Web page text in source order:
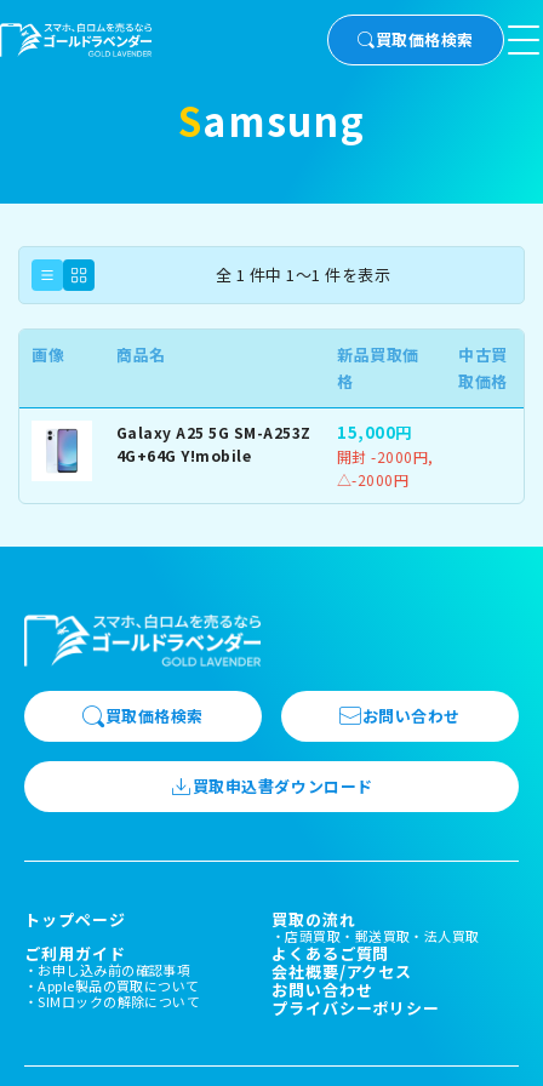
買取価格検索
Samsung
全 1 件中 1～1 件を表示
画像 商品名
新品買取価
格
中古買
取価格
Galaxy A25 5G SM-A253Z
4G+64G Y!mobile
15,000円
開封 -2000円,
△-2000円
買取価格検索 お問い合わせ
買取申込書ダウンロード
トップページ 買取の流れ
店頭買取 郵送買取 法人買取
ご利用ガイド
お申し込み前の確認事項
Apple製品の買取について
SIMロックの解除について
よくあるご質問
会社概要/アクセス
お問い合わせ
プライバシーポリシー